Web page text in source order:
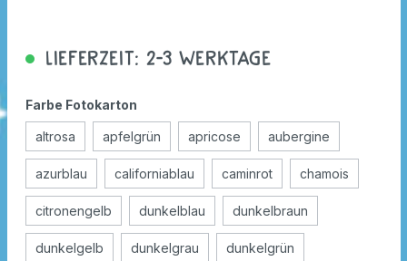
Lieferzeit: 2-3 Werktage
Farbe Fotokarton
altrosa apfelgrün apricose aubergine
azurblau californiablau caminrot chamois
citronengelb dunkelblau dunkelbraun
dunkelgelb dunkelgrau dunkelgrün